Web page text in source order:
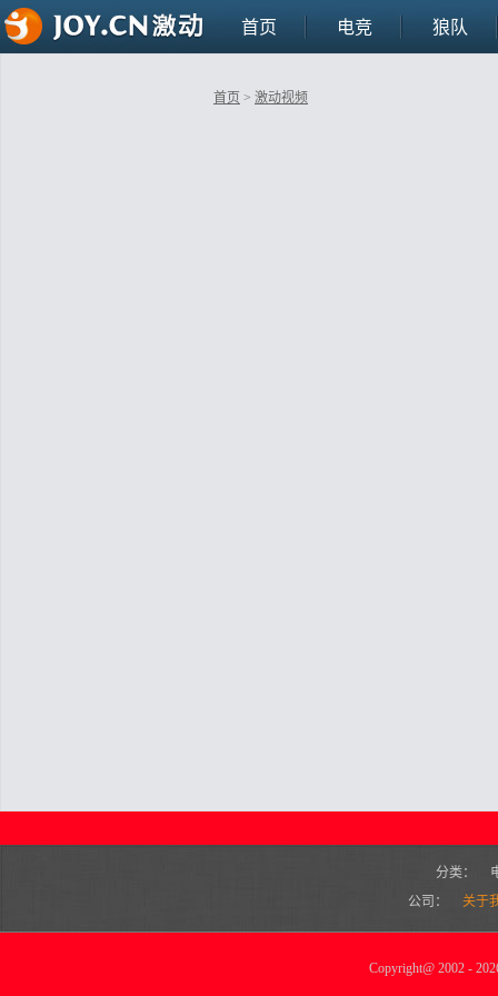
首页 电竞 狼队
首页 > 激动视频
分类：
公司：
关于
Copyright@2002 -